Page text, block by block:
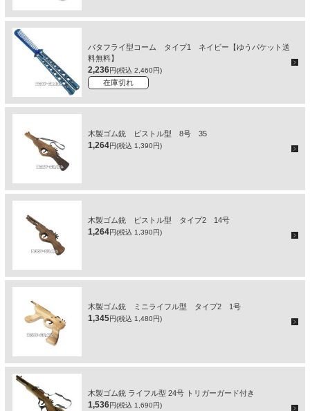
バタフライ型コーム タイプ1 ネイビー【ゆうパケット送
料無料】
2,236円(税込 2,460円)
在庫切れ
木製ゴム銃 ピストル型 8号 35
1,264円(税込 1,390円)
木製ゴム銃 ピストル型 タイプ2 14号
1,264円(税込 1,390円)
木製ゴム銃 ミニライフル型 タイプ2 1号
1,345円(税込 1,480円)
木製ゴム銃 ライフル型 24号 トリガーガード付き
1,536円(税込 1,690円)